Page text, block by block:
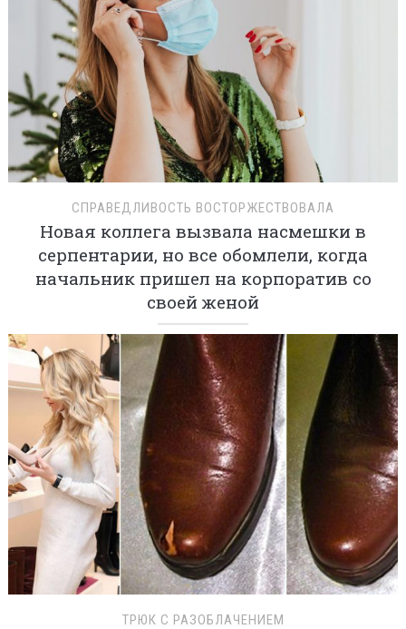
СПРАВЕДЛИВОСТЬ ВОСТОРЖЕСТВОВАЛА
Новая коллега вызвала насмешки в
серпентарии, но все обомлели, когда
начальник пришел на корпоратив со
своей женой
ТРЮК С РАЗОБЛАЧЕНИЕМ